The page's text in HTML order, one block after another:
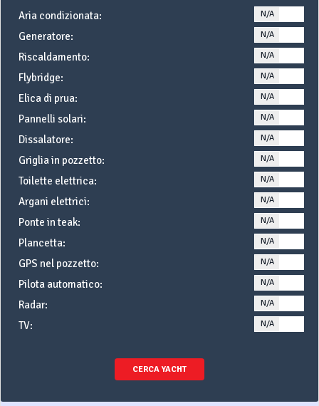
Aria condizionata: N/A
Generatore: N/A
Riscaldamento: N/A
Flybridge: N/A
Elica di prua: N/A
Pannelli solari: N/A
Dissalatore: N/A
Griglia in pozzetto: N/A
Toilette elettrica: N/A
Argani elettrici: N/A
Ponte in teak: N/A
Plancetta: N/A
GPS nel pozzetto: N/A
Pilota automatico: N/A
Radar: N/A
TV: N/A
CERCA YACHT